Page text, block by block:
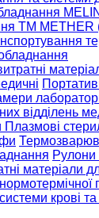
TM METHER
відділень
Плазмові
Рулони
матеріали
крові та